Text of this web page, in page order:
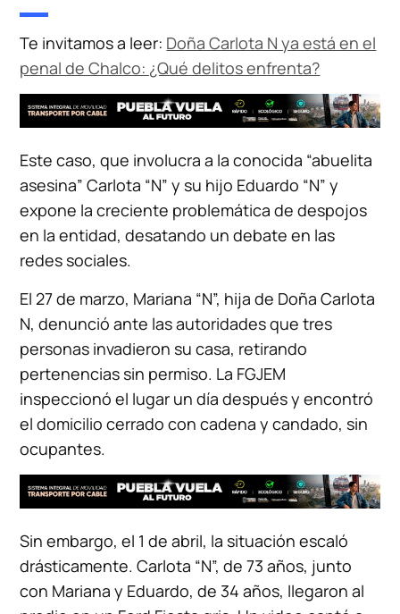
Te invitamos a leer: Doña Carlota N ya está en el
penal de Chalco: ¿Qué delitos enfrenta?
Este caso, que involucra a la conocida “abuelita
asesina” Carlota “N” y su hijo Eduardo “N” y
expone la creciente problemática de despojos
en la entidad, desatando un debate en las
redes sociales.
El 27 de marzo, Mariana “N”, hija de Doña Carlota
N, denunció ante las autoridades que tres
personas invadieron su casa, retirando
pertenencias sin permiso. La FGJEM
inspeccionó el lugar un día después y encontró
el domicilio cerrado con cadena y candado, sin
ocupantes.
Sin embargo, el 1 de abril, la situación escaló
drásticamente. Carlota “N”, de 73 años, junto
con Mariana y Eduardo, de 34 años, llegaron al